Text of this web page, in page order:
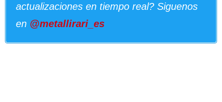
actualizaciones en tiempo real? Siguenos
en @metallirari_es